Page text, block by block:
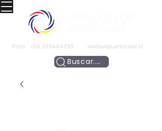
Fono: +56 993466295 ventas@puertocolor.cl
Buscar....